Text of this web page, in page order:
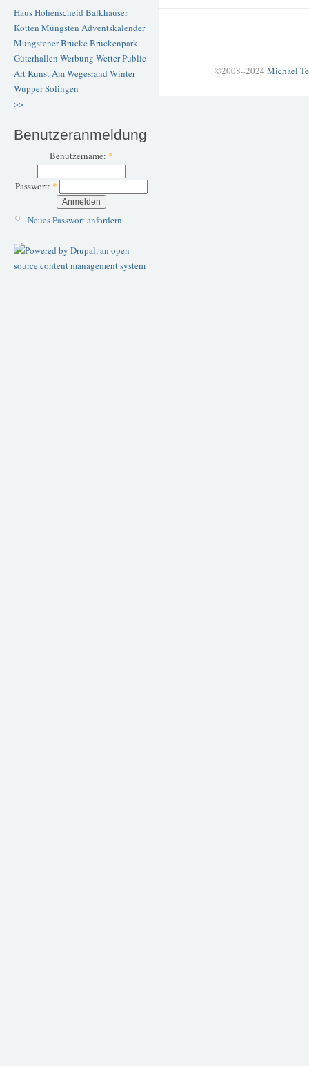
Haus Hohenscheid Balkhauser
Kotten Müngsten Adventskalender
Müngstener BrückeBrückenpark
Güterhallen Werbung WetterPublic
ArtKunstAm Wegesrand Winter
WupperSolingen
>>
Benutzeranmeldung
Benutzername: *
Passwort: *
Neues Passwort anfordern
©2008–2024 Michael